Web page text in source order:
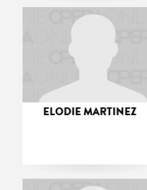
ELODIE MARTINEZ